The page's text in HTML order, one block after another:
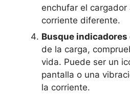
enchufar el
corriente diferente.
Busque indicadores
de la carga,
vida. Puede ser un
pantalla o una
la corriente.